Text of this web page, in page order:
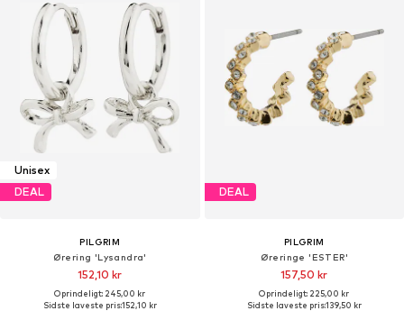
Unisex
DEAL
PILGRIM
Ørering 'Lysandra'
152,10 kr
Oprindeligt: 245,00 kr
Sidste laveste pris:152,10 kr
DEAL
PILGRIM
Øreringe 'ESTER'
157,50 kr
Oprindeligt: 225,00 kr
Sidste laveste pris:139,50 kr